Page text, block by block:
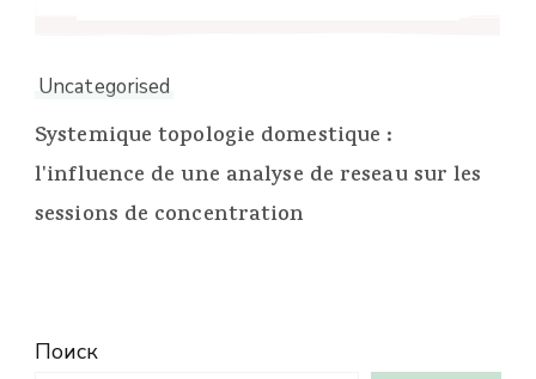
Uncategorised
Systemique topologie domestique :
l'influence de une analyse de reseau sur les
sessions de concentration
Поиск